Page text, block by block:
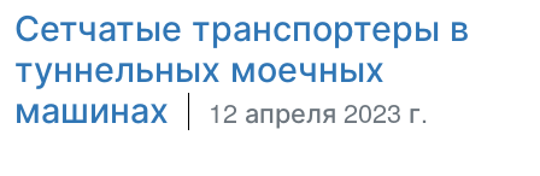
Сетчатые транспортеры в
туннельных моечных
машинах
12 апреля 2023 г.